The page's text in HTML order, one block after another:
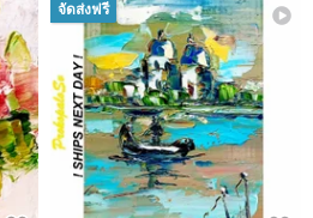
จัดส่งฟรี